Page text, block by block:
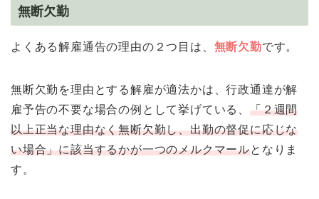
無断欠勤
よくある解雇通告の理由の２つ目は、 無断欠勤です。
無断欠勤を理由とする解雇が適法かは、行政通達が解
雇予告の不要な場合の例として挙げている、 「２週間
以上正当な理由なく無断欠勤し、出勤の督促に応じな
い場合」に該当するかが一つのメルクマールとなりま
す。